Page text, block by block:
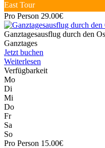
East Tour
Pro Person 29.00€
Ganztagesausflug durch den
Ganztages
Jetzt buchen
Weiterlesen
Verfügbarkeit
Mo
Di
Mi
Do
Fr
Sa
So
Pro Person 15.00€